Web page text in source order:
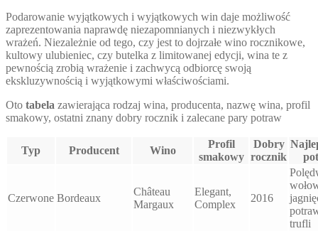
Podarowanie wyjątkowych i wyjątkowych win daje możliwość
zaprezentowania naprawdę niezapomnianych i niezwykłych
wrażeń. Niezależnie od tego, czy jest to dojrzałe wino rocznikowe,
kultowy ulubieniec, czy butelka z limitowanej edycji, wina te z
pewnością zrobią wrażenie i zachwycą odbiorcę swoją
ekskluzywnością i wyjątkowymi właściwościami.
Oto tabela zawierająca rodzaj wina, producenta, nazwę wina, profil
smakowy, ostatni znany dobry rocznik i zalecane pary potraw
Typ Producent Wino
Profil
smakowy
Dobry
rocznik
Czerwone Bordeaux
Château
Margaux
Elegant,
Complex
2016
trufli